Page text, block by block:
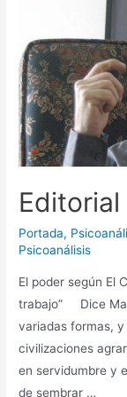
Editorial
Portada,
Psicoanálisis
El poder según El
trabajo” Dice
variadas formas,
civilizaciones
en servidumbre y
de sembrar …